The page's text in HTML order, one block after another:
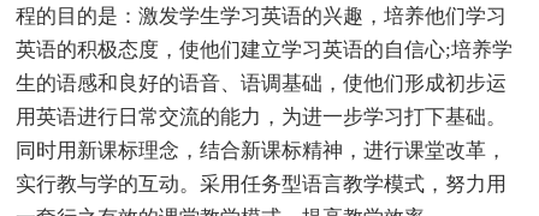
程的目的是：激发学生学习英语的兴趣，培养他们学习
英语的积极态度，使他们建立学习英语的自信心;培养学
生的语感和良好的语音、语调基础，使他们形成初步运
用英语进行日常交流的能力，为进一步学习打下基础。
同时用新课标理念，结合新课标精神，进行课堂改革，
实行教与学的互动。采用任务型语言教学模式，努力用